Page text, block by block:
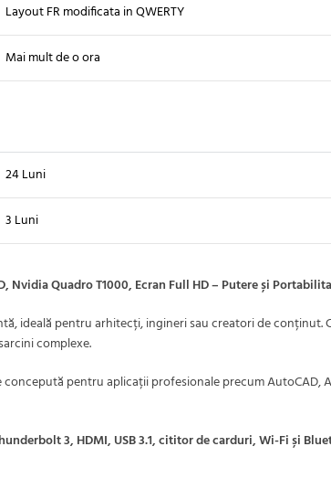
Layout FR modificata in QWERTY
Mai mult de o ora
24 Luni
3 Luni
Nvidia Quadro T1000, Ecran Full HD – Putere și
ideală pentru arhitecți, ingineri sau creatori de conținut.
complexe.
concepută pentru aplicații profesionale precum AutoCAD,
3, HDMI, USB 3.1, cititor de carduri, Wi-Fi și